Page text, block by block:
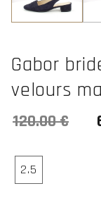
Gabor
velours
2.5